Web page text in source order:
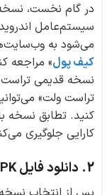
در گام نخست،
سیستم‌عامل
می‌شود به
کیف پول» مراجعه
نسخه قدیمی تراست
تراست ولت»
کنید. تطابق نسخه
کارایی جلوگیری
2. دانلود فایل APK: